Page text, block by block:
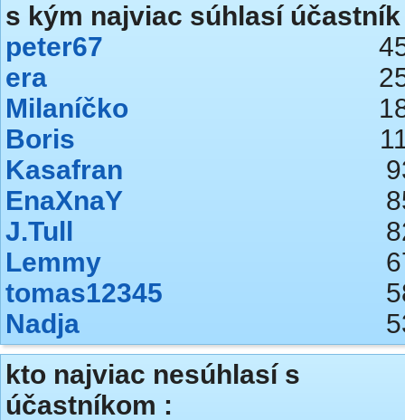
s kým najviac súhlasí
peter67
era
Milaníčko
Boris
Kasafran
EnaXnaY
J.Tull
Lemmy
tomas12345
Nadja
kto najviac nesúhlasí s
účastníkom :